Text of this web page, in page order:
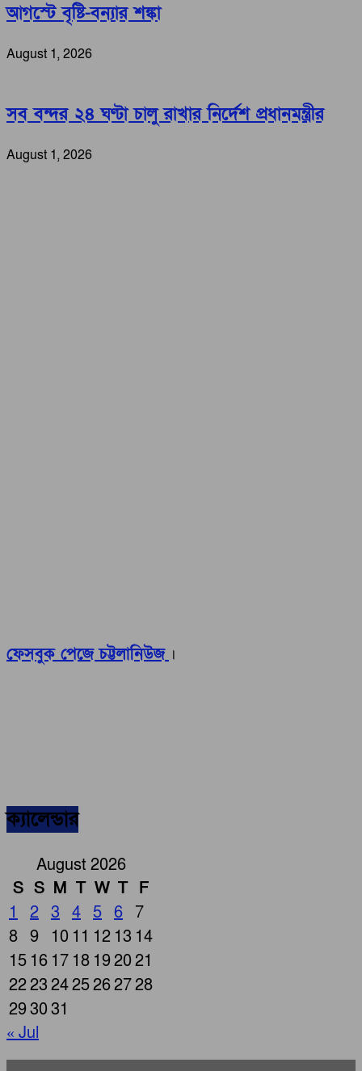
আগস্টে বৃষ্টি-বন্যার শঙ্কা
August 1, 2026
সব বন্দর ২৪ ঘণ্টা চালু রাখার নির্দেশ প্রধানমন্ত্রীর
August 1, 2026
ফেসবুক পেজে চট্টলানিউজ ।
ক্যালেন্ডার
August 2026
S S M T W T F
1
2 3 4 5 6
7
8 9 10 11 12 13 14
15 16 17 18 192021
22232425262728
293031
« Jul